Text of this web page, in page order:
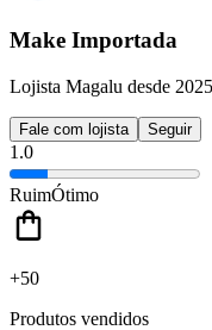
Make Importada
Lojista Magalu desde 2025
Fale com lojista Seguir
1.0
RuimÓtimo
+50
Produtos vendidos